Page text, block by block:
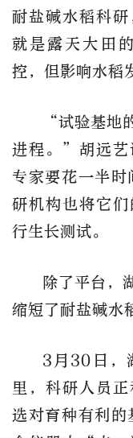
耐盐碱水稻科
就是露天大田
控，但影响水稻
“试验基地
进程。”胡远艺
专家要花一半
研机构也将它
行生长测试。
除了平台，
缩短了耐盐碱水
3月30日，
里，科研人员
选对育种有利